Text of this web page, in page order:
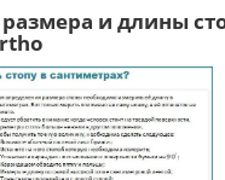
размера и длины